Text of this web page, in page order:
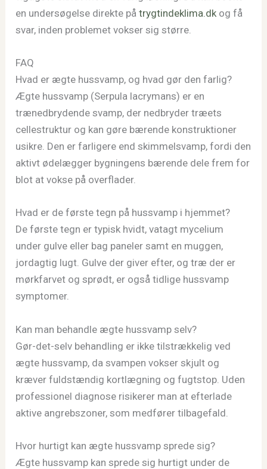
en undersøgelse direkte påtrygtindeklima.dk og få
svar, inden problemet vokser sig større.
FAQ
Hvad er ægte hussvamp, og hvad gør den farlig?
Ægte hussvamp (Serpula lacrymans) er en
trænedbrydende svamp, der nedbryder træets
cellestruktur og kan gøre bærende konstruktioner
usikre. Den er farligere end skimmelsvamp, fordi den
aktivt ødelægger bygningens bærende dele frem for
blot at vokse på overflader.
Hvad er de første tegn på hussvamp i hjemmet?
De første tegn er typisk hvidt, vatagt mycelium
under gulve eller bag paneler samt en muggen,
jordagtig lugt. Gulve der giver efter, og træ der er
mørkfarvet og sprødt, er også tidlige hussvamp
symptomer.
Kan man behandle ægte hussvamp selv?
Gør-det-selv behandling er ikke tilstrækkelig ved
ægte hussvamp, da svampen vokser skjult og
kræver fuldstændig kortlægning og fugtstop. Uden
professionel diagnose risikerer man at efterlade
aktive angrebszoner, som medfører tilbagefald.
Hvor hurtigt kan ægte hussvamp sprede sig?
Ægte hussvamp kan sprede sig hurtigt under de